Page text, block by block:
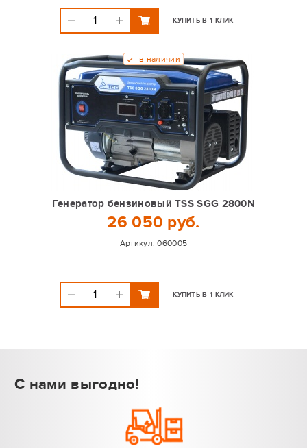
КУПИТЬ В 1 КЛИК
Генератор бензиновый TSS SGG 2800N
26 050 руб.
Артикул:060005
в наличии
КУПИТЬ В 1 КЛИК
С нами выгодно!